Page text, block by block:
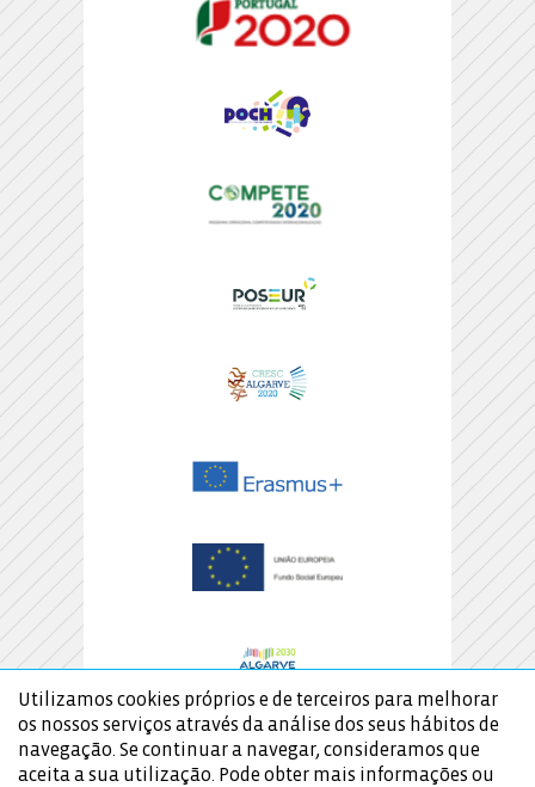
Utilizamos cookies próprios e de terceiros para melhorar
os nossos serviços através da análise dos seus hábitos de
navegação. Se continuar a navegar, consideramos que
aceita a sua utilização. Pode obter mais informações ou